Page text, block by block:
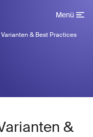
Menü
Varianten & Best Practices
&